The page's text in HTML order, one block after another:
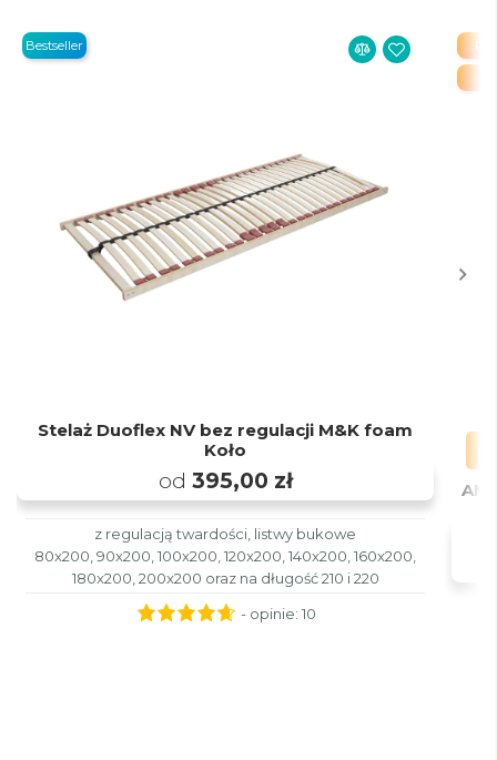
Stelaż Duoflex NV bez regulacji M&K foam
Koło
od 395,00 zł
z regulacją twardości, listwy bukowe
80x200, 90x200, 100x200, 120x200, 140x200, 160x200,
180x200, 200x200 oraz na długość 210 i 220
Bestseller
- opinie: 10